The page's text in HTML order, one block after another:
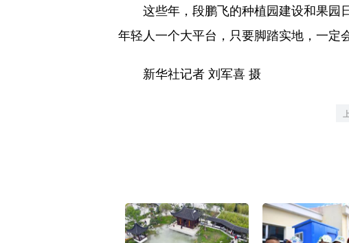
这些年，段鹏飞的种植园建设和果园
年轻人一个大平台，只要脚踏实地，一定
新华社记者 刘军喜 摄